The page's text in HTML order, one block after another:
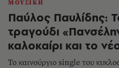
ΜΟΥΣΙΚΗ
Παύλος Παυλίδης:
τραγούδι
καλοκαίρι και το
Το καινούργιο single του